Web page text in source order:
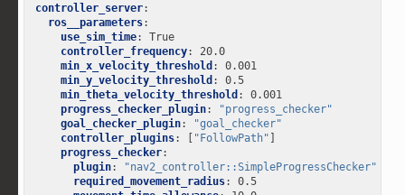
controller_server:
ros__parameters:
use_sim_time:
True
controller_frequency:
20.0
min_x_velocity_threshold :
0.001
min_y_velocity_threshold :
0.5
min_theta_velocity_threshold :
0.001
progress_checker_plugin:
"progress_checker"
goal_checker_plugin:
"goal_checker"
controller_plugins: [ "FollowPath" ]
progress_checker:
plugin:
"nav2_controller::SimpleProgressChecker"
required_movement_radius:
0.5